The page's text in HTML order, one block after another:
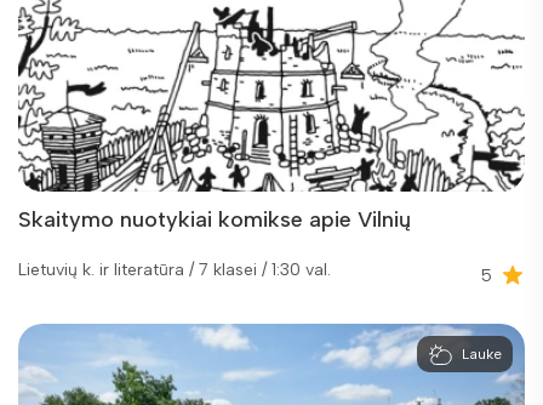
Skaitymo nuotykiai komikse apie Vilnių
Lietuvių k. ir literatūra / 7 klasei / 1:30 val. 5
Lauke